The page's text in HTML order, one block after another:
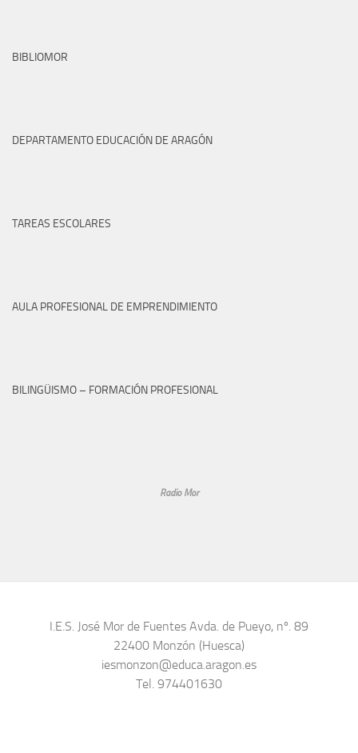
BIBLIOMOR
DEPARTAMENTO EDUCACIÓN DE ARAGÓN
TAREAS ESCOLARES
AULA PROFESIONAL DE EMPRENDIMIENTO
BILINGÜISMO – FORMACIÓN PROFESIONAL
Radio Mor
I.E.S. José Mor de Fuentes Avda. de Pueyo, nº. 89
22400 Monzón (Huesca)
iesmonzon@educa.aragon.es
Tel. 974401630